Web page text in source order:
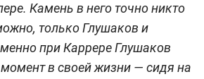
Камень в него точно никто
только Глушаков и
при Каррере Глушаков
в своей жизни — сидя на